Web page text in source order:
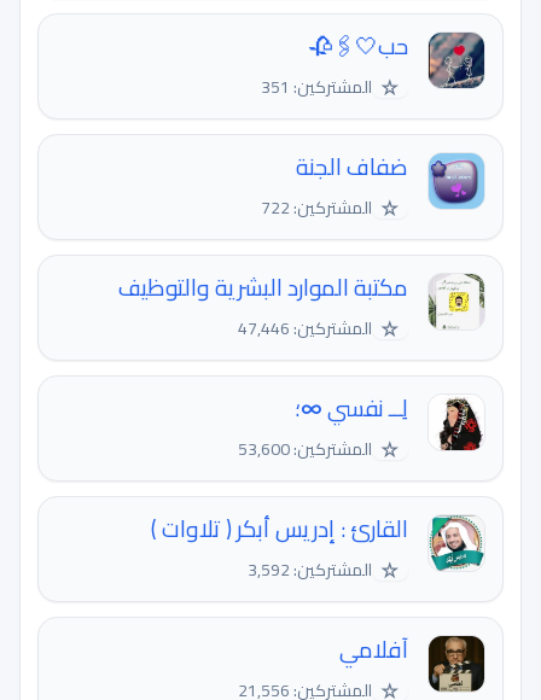
حب🤍🖇🥀
☆ المشتركين: 351
ضفاف الجنة
☆ المشتركين: 722
مكتبة الموارد البشرية والتوظيف
☆ المشتركين: 47,446
لِــ نفسي ∞؛
☆ المشتركين: 53,600
القارئ : إدريس أبكر ( تلاوات )
☆ المشتركين: 3,592
آفلامي
☆ المشتركين: 21,556